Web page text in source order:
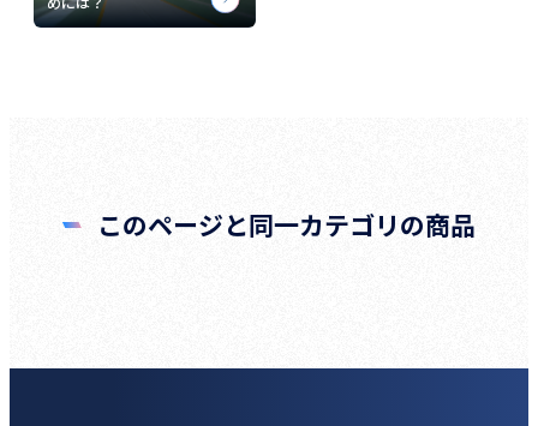
このページと同一カテゴリの商品